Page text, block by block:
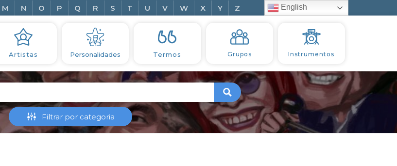
M N O P Q R S T U V W X Y Z English
Artistas Personalidades Termos Grupos Instrumentos